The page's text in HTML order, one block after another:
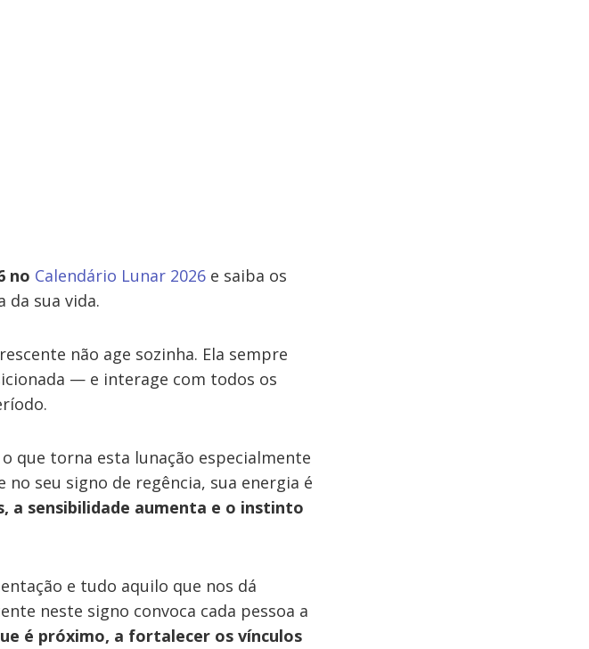
no Calendário Lunar 2026 e saiba os
da sua vida.
não age sozinha. Ela sempre
— e interage com todos os
que torna esta lunação especialmente
seu signo de regência, sua energia é
a sensibilidade aumenta e o instinto
e tudo aquilo que nos dá
neste signo convoca cada pessoa a
é próximo, a fortalecer os vínculos